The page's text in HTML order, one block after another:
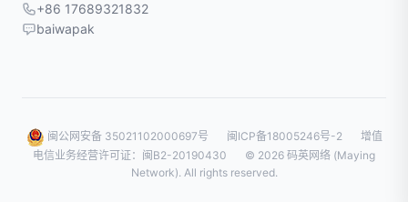
+86 17689321832
baiwapak
闽公网安备 35021102000697号 闽ICP备18005246号-2
增值
电信业务经营许可证：闽B2-20190430
© 2026 码英网络 (Maying
Network). All rights reserved.